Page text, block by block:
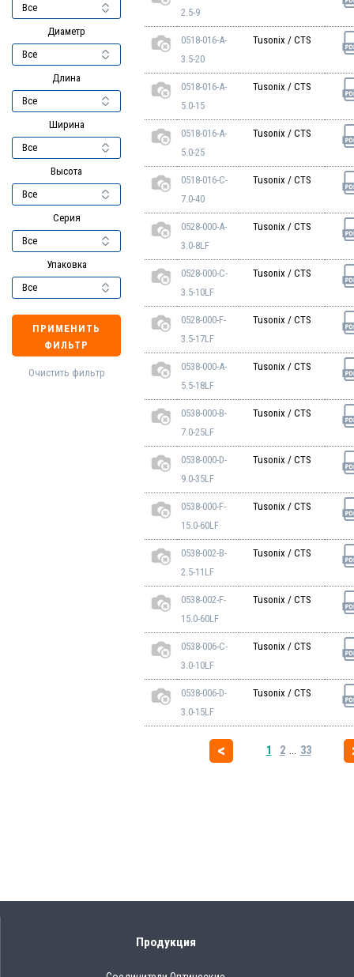
Диаметр
Длина
Ширина
Высота
Серия
Упаковка
ПРИМЕНИТЬ
ФИЛЬТР
Очистить фильтр
2.5-9
0518-016-A-
3.5-20
Tusonix / CTS
0518-016-A-
5.0-15
Tusonix / CTS
0518-016-A-
5.0-25
Tusonix / CTS
0518-016-C-
7.0-40
Tusonix / CTS
0528-000-A-
3.0-8LF
Tusonix / CTS
0528-000-C-
3.5-10LF
Tusonix / CTS
0528-000-F-
3.5-17LF
Tusonix / CTS
0538-000-A-
5.5-18LF
Tusonix / CTS
0538-000-B-
7.0-25LF
Tusonix / CTS
0538-000-D-
9.0-35LF
Tusonix / CTS
0538-000-F-
15.0-60LF
Tusonix / CTS
0538-002-B-
2.5-11LF
Tusonix / CTS
0538-002-F-
15.0-60LF
Tusonix / CTS
0538-006-C-
3.0-10LF
Tusonix / CTS
0538-006-D-
3.0-15LF
Tusonix / CTS
1 2 33
Продукция